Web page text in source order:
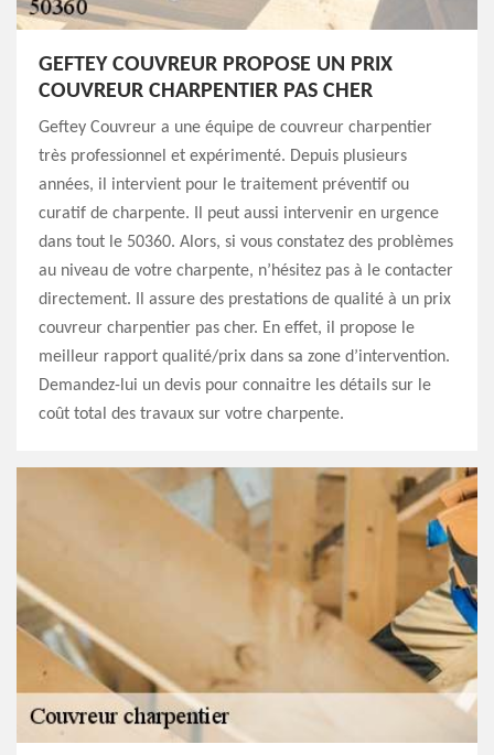
GEFTEY COUVREUR PROPOSE UN PRIX
COUVREUR CHARPENTIER PAS CHER
Geftey Couvreur a une équipe de couvreur charpentier
très professionnel et expérimenté. Depuis plusieurs
années, il intervient pour le traitement préventif ou
curatif de charpente. Il peut aussi intervenir en urgence
dans tout le 50360. Alors, si vous constatez des problèmes
au niveau de votre charpente, n’hésitez pas à le contacter
directement. Il assure des prestations de qualité à un prix
couvreur charpentier pas cher. En effet, il propose le
meilleur rapport qualité/prix dans sa zone d’intervention.
Demandez-lui un devis pour connaitre les détails sur le
coût total des travaux sur votre charpente.